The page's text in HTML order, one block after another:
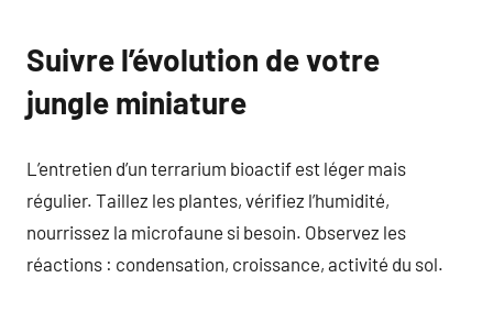
Suivre l’évolution de votre
jungle miniature
L’entretien d’un terrarium bioactif est léger mais
régulier. Taillez les plantes, vérifiez l’humidité,
nourrissez la microfaune si besoin. Observez les
réactions : condensation, croissance, activité du sol.